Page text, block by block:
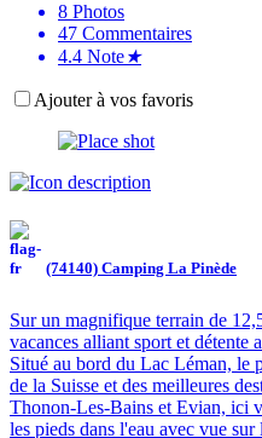
8 Photos
47 Commentaires
4.4 Note★
Ajouter à vos favoris
(74140) Camping La Pinède
Sur un magnifique terrain de
vacances alliant sport et détente
Situé au bord du Lac Léman, le
de la Suisse et des meilleures
Thonon-Les-Bains et Evian, ici
les pieds dans l'eau avec vue